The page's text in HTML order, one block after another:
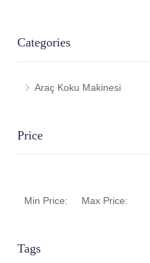
Categories
Araç Koku Makinesi
Price
Min Price: Max Price:
Tags